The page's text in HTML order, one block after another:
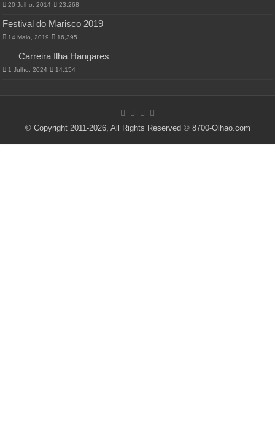
20 Julho, 2014 23,268
Festival do Marisco 2019
14 Maio, 2019 16,395
Carreira Ilha Hangares
1 Julho, 2024 14,154
© Copyright 2011-2026, All Rights Reserved © 8700-Olhao.com